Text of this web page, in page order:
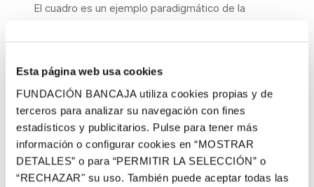
Esta página web usa cookies
FUNDACIÓN BANCAJA utiliza cookies propias y de
terceros para analizar su navegación con fines
estadísticos y publicitarios. Pulse para tener más
información o configurar cookies en “MOSTRAR
DETALLES” o para “PERMITIR LA SELECCIÓN” o
“RECHAZAR" su uso. También puede aceptar todas las
El cuadro es un ejemplo paradigmático de la
comenzaba a perfilarse su estilo característico,
absolutamente personal, que le permitiría a la
decididamente de cualquier relación estilística con
el Equipo Crónica. Las primeras arpilleras con
temas procedentes de la pintura clásica, realizadas
a mediados de los años ochenta, presentaban una
pintura más diluida, aplicada en grandes manchas